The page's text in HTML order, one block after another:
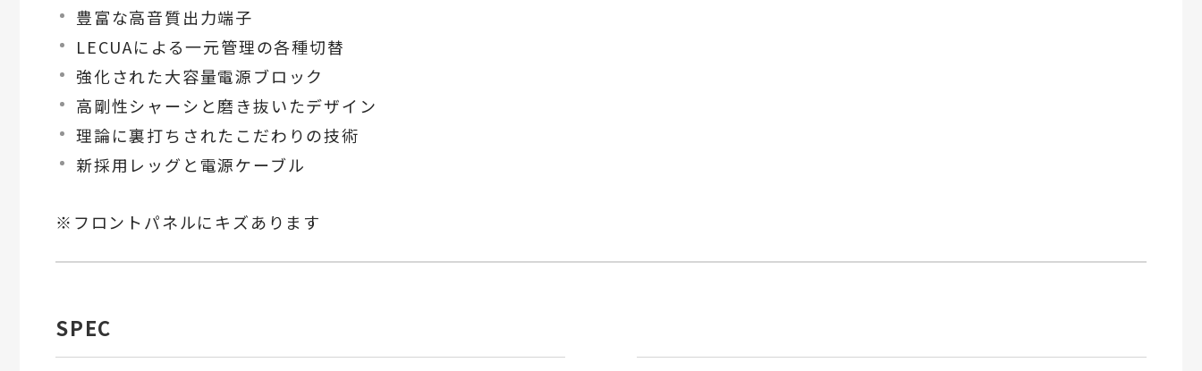
豊富な高音質出力端子
LECUAによる一元管理の各種切替
強化された大容量電源ブロック
高剛性シャーシと磨き抜いたデザイン
理論に裏打ちされたこだわりの技術
新採用レッグと電源ケーブル
※フロントパネルにキズあります
SPEC